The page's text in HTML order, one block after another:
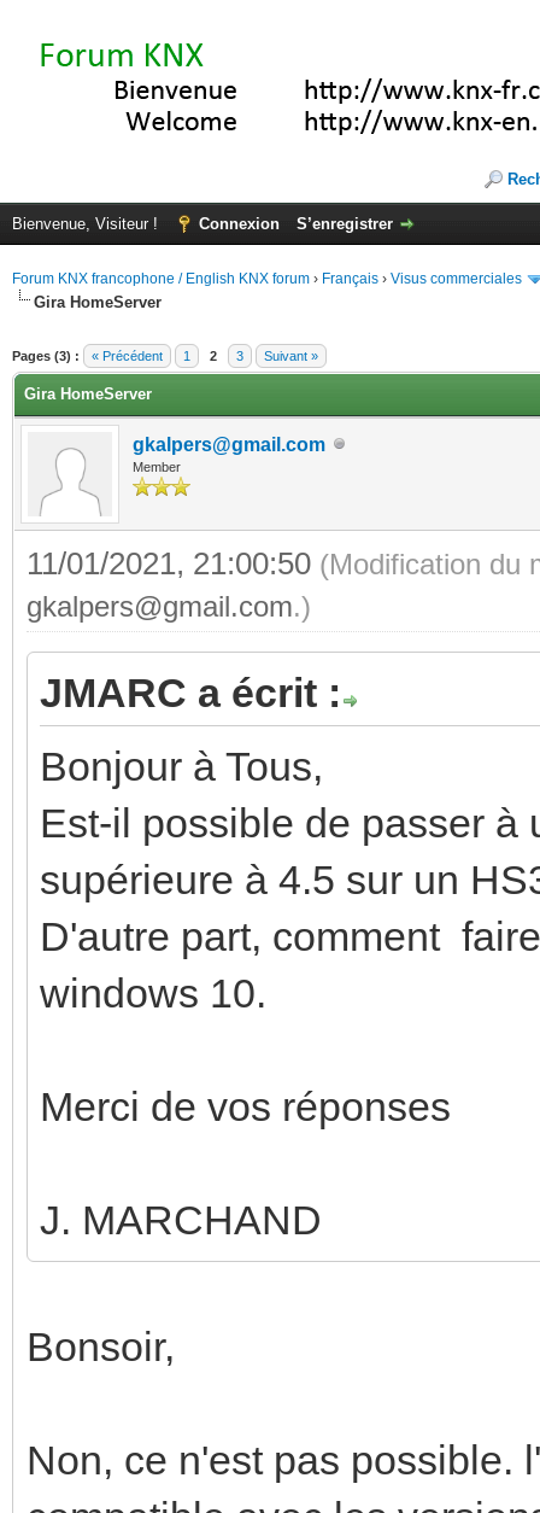
Bienvenue, Visiteur ! Connexion S’enregistrer
Forum KNX francophone / English KNX forum › Français › Visus commerciales
Gira HomeServer
Pages (3) : « Précédent 1 2 3 Suivant »
Gira HomeServer
gkalpers@gmail.com
Member
11/01/2021, 21:00:50 (Modification du
gkalpers@gmail.com.)
JMARC a écrit :
Bonjour à Tous,
Est-il possible de passer à
supérieure à 4.5 sur un
D'autre part, comment
windows 10.
Merci de vos réponses
J. MARCHAND
Bonsoir,
Non, ce n'est pas possible.